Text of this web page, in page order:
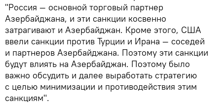
"Россия — основной торговый партнер
Азербайджана, и эти санкции косвенно
затрагивают и Азербайджан. Кроме этого, США
ввели санкции против Турции и Ирана — соседей
и партнеров Азербайджана. Поэтому эти санкции
будут влиять на Азербайджан. Поэтому было
важно обсудить и далее выработать стратегию
с целью минимизации и противодействия этим
санкциям".